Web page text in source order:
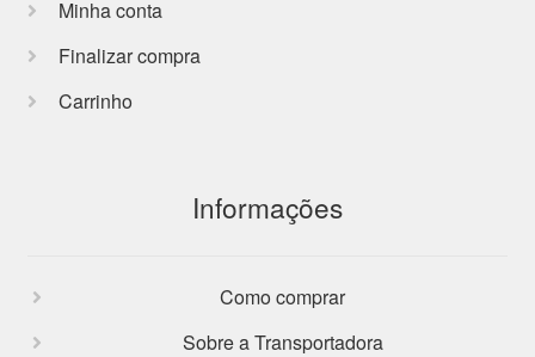
Minha conta
Finalizar compra
Carrinho
Informações
Como comprar
Sobre a Transportadora